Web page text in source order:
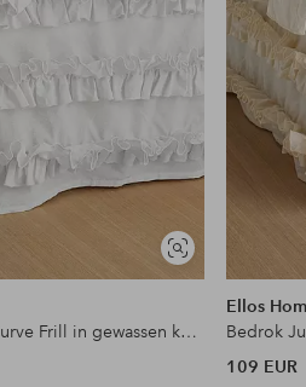
Soortgelijke
tonen
Bedrok Juliette Curve Frill in gewassen katoen 52 cm
Ellos
109 EUR